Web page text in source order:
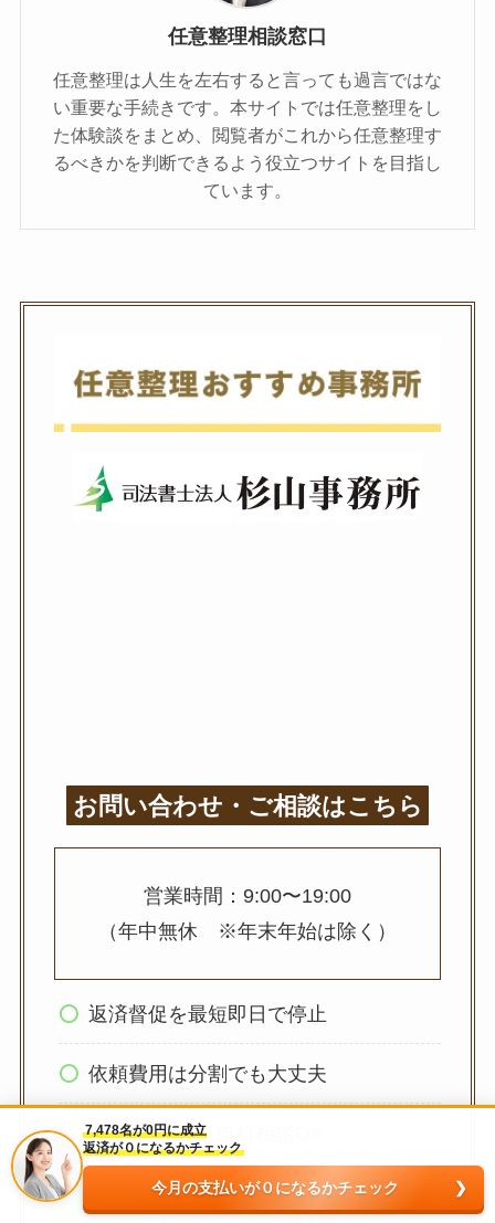
任意整理相談窓口
任意整理は人生を左右すると言っても過言ではな
い重要な手続きです。本サイトでは任意整理をし
た体験談をまとめ、閲覧者がこれから任意整理す
るべきかを判断できるよう役立つサイトを目指し
ています。
お問い合わせ・ご相談はこちら
営業時間：9:00〜19:00
（年中無休 ※年末年始は除く）
返済督促を最短即日で停止
依頼費用は分割でも大丈夫
全国/24時間・無料相談OK
メール相談はこちら
7,478名が0円に成立
返済が０になるかチェック
今月の支払いが０になるかチェック